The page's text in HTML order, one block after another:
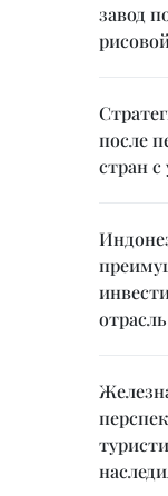
завод
после
стран
отрасль